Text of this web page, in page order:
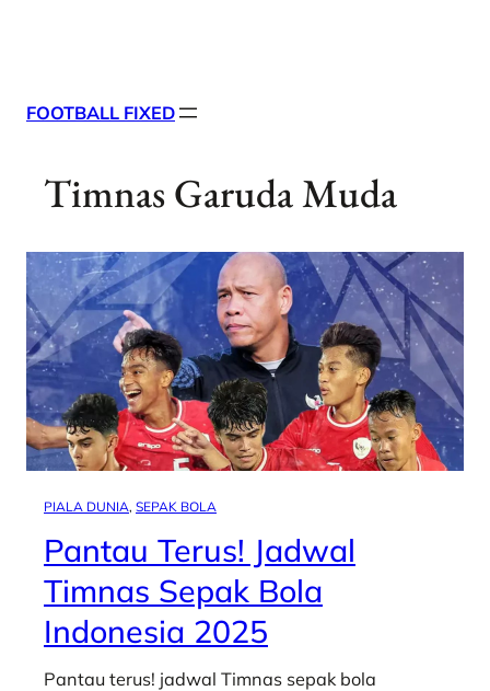
FOOTBALL FIXED
Timnas Garuda Muda
PIALA DUNIA, SEPAK BOLA
Pantau Terus! Jadwal
Timnas Sepak Bola
Indonesia 2025
Pantau terus! jadwal Timnas sepak bola